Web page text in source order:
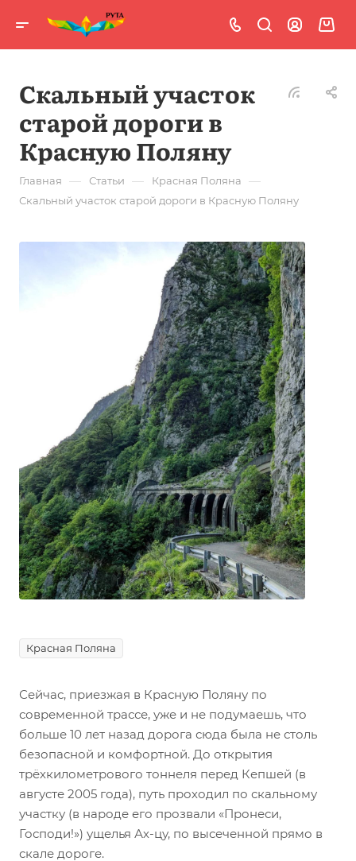
Скальный участок
старой дороги в
Красную Поляну
Главная — Статьи — Красная Поляна —
Скальный участок старой дороги в Красную Поляну
Красная Поляна
Сейчас, приезжая в Красную Поляну по
современной трассе, уже и не подумаешь, что
больше 10 лет назад дорога сюда была не столь
безопасной и комфортной. До открытия
трёхкилометрового тоннеля перед Кепшей (в
августе 2005 года), путь проходил по скальному
участку (в народе его прозвали «Пронеси,
Господи!») ущелья Ах-цу, по высеченной прямо в
скале дороге.